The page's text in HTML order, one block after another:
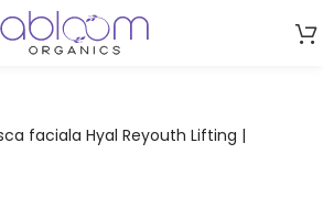
faciala Hyal Reyouth Lifting |